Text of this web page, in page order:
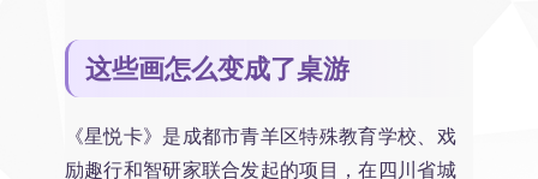
这些画怎么变成了桌游
《星悦卡》是成都市青羊区特殊教育学校、戏
励趣行和智研家联合发起的项目，在四川省城